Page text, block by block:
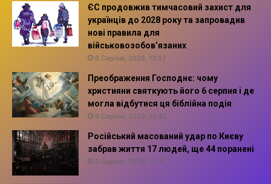
ЄС продовжив тимчасовий захист для
українців до 2028 року та запровадив
нові правила для
військовозобов’язаних
6 Серпня, 2026, 13:57
Преображення Господнє: чому
християни святкують його 6 серпня і де
могла відбутися ця біблійна подія
6 Серпня, 2026, 13:42
Російський масований удар по Києву
забрав життя 17 людей, ще 44 поранені
5 Серпня, 2026, 11:16